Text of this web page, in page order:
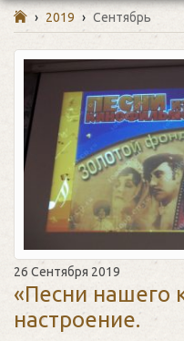
› 2019 › Сентябрь
26 Сентября 2019
«Песни нашего
настроение.